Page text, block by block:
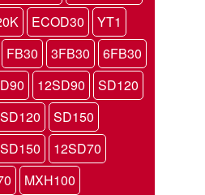
ECOD30
YT1
FB30 3FB30
6FB30
12SD90
SD120
SD150
12SD70
MXH100